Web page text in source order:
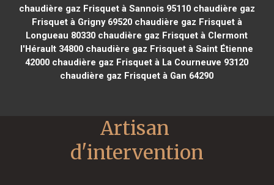
chaudière gaz Frisquet à Sannois 95110chaudière gaz
Frisquet à Grigny 69520chaudière gaz Frisquet à
Longueau 80330 chaudière gaz Frisquet à Clermont
l'Hérault 34800 chaudière gaz Frisquet à Saint Étienne
42000 chaudière gaz Frisquet à La Courneuve 93120
chaudière gaz Frisquet à Gan 64290
Artisan
d'intervention